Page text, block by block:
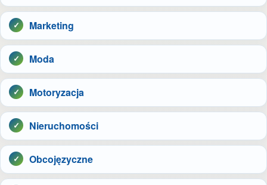
Marketing
Moda
Motoryzacja
Nieruchomości
Obcojęzyczne